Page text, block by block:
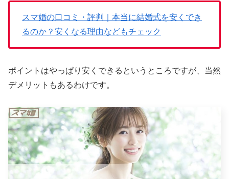
スマ婚の口コミ・評判｜本当に結婚式を安くでき
るのか？安くなる理由などもチェック
ポイントはやっぱり安くできるというところですが、当然
デメリットもあるわけです。